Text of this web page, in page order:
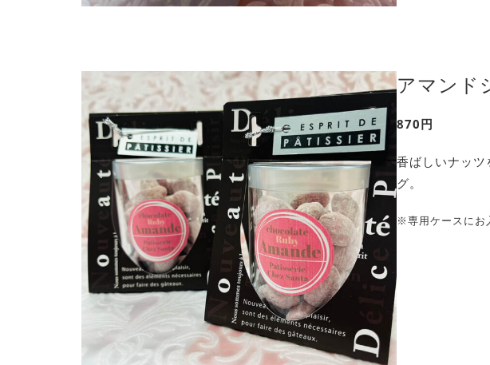
アマン
870円
香ばしいナッ
グ。
※専用ケースにお